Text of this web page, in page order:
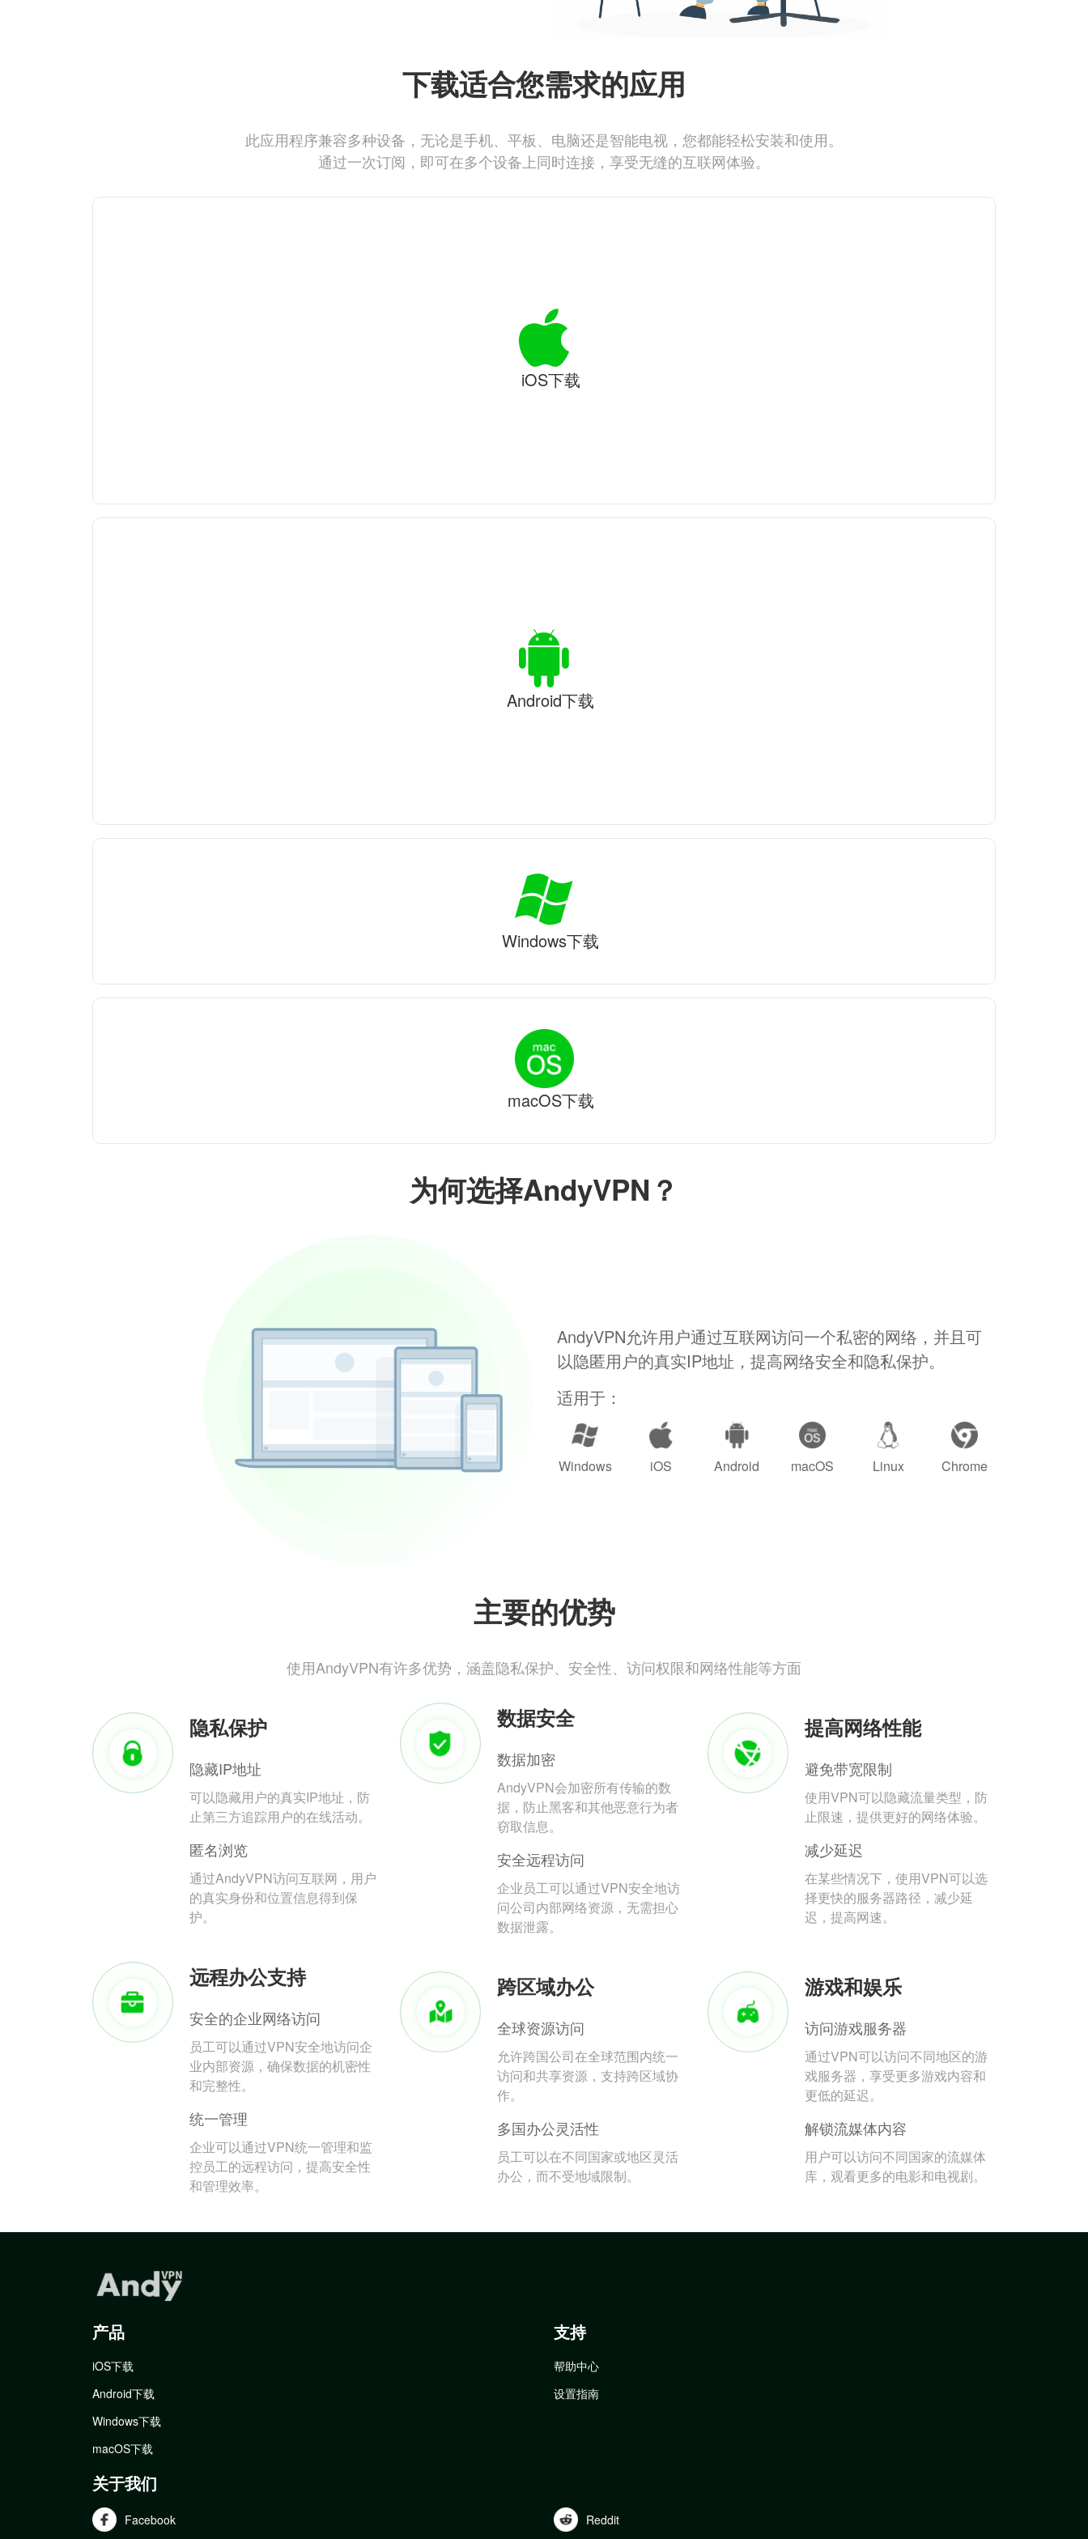
为何选择AndyVPN？
AndyVPN允许用户通过互联网访问一个私密的网络，并且可
以隐匿用户的真实IP地址，提高网络安全和隐私保护。
适用于：
Windows iOS Android macOS Linux Chrome
主要的优势
使用AndyVPN有许多优势，涵盖隐私保护、安全性、访问权限和网络性能等方面
隐私保护
隐藏IP地址
可以隐藏用户的真实IP地址，防
止第三方追踪用户的在线活动。
匿名浏览
通过AndyVPN访问互联网，用户
的真实身份和位置信息得到保
护。
数据安全
数据加密
AndyVPN会加密所有传输的数
据，防止黑客和其他恶意行为者
窃取信息。
安全远程访问
企业员工可以通过VPN安全地访
问公司内部网络资源，无需担心
数据泄露。
提高网络性能
避免带宽限制
使用VPN可以隐藏流量类型，防
止限速，提供更好的网络体验。
减少延迟
在某些情况下，使用VPN可以选
择更快的服务器路径，减少延
迟，提高网速。
远程办公支持
安全的企业网络访问
员工可以通过VPN安全地访问企
业内部资源，确保数据的机密性
和完整性。
统一管理
企业可以通过VPN统一管理和监
控员工的远程访问，提高安全性
和管理效率。
跨区域办公
全球资源访问
允许跨国公司在全球范围内统一
访问和共享资源，支持跨区域协
作。
多国办公灵活性
员工可以在不同国家或地区灵活
办公，而不受地域限制。
游戏和娱乐
访问游戏服务器
通过VPN可以访问不同地区的游
戏服务器，享受更多游戏内容和
更低的延迟。
解锁流媒体内容
用户可以访问不同国家的流媒体
库，观看更多的电影和电视剧。
下载适合您需求的应用
此应用程序兼容多种设备，无论是手机、平板、电脑还是智能电视，您都能轻松安装和使用。
通过一次订阅，即可在多个设备上同时连接，享受无缝的互联网体验。
iOS下载
Android下载
Windows下载
macOS下载
产品
iOS下载
Android下载
Windows下载
macOS下载
支持
帮助中心
设置指南
关于我们
Facebook Reddit